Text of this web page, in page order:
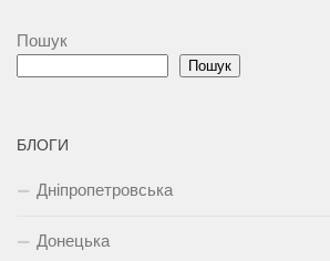
Пошук
Пошук
БЛОГИ
Дніпропетровська
Донецька